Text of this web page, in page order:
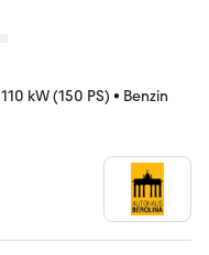
110 kW (150 PS) • Benzin